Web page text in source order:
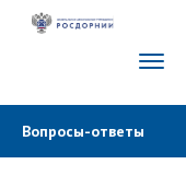
Вопросы-ответы